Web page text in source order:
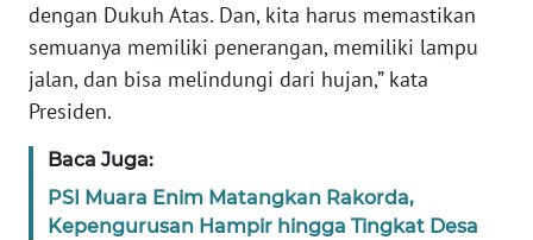
dengan Dukuh Atas. Dan, kita harus memastikan
semuanya memiliki penerangan, memiliki lampu
jalan, dan bisa melindungi dari hujan,” kata
Presiden.
Baca Juga:
PSI Muara Enim Matangkan Rakorda,
Kepengurusan Hampir hingga Tingkat Desa
NTT
WN
KEPRI
PAPUA